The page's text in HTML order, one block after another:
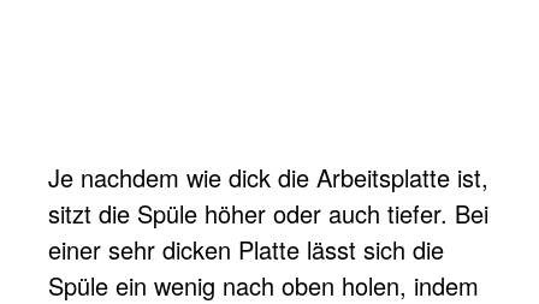
Je nachdem wie dick die Arbeitsplatte ist,
sitzt die Spüle höher oder auch tiefer. Bei
einer sehr dicken Platte lässt sich die
Spüle ein wenig nach oben holen, indem